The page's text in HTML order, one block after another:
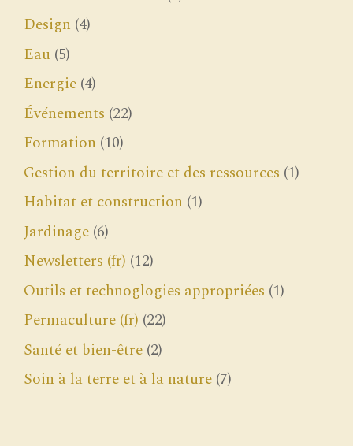
Design (4)
Eau (5)
Energie (4)
Événements (22)
Formation (10)
Gestion du territoire et des ressources (1)
Habitat et construction (1)
Jardinage (6)
Newsletters (fr) (12)
Outils et technoglogies appropriées (1)
Permaculture (fr) (22)
Santé et bien-être (2)
Soin à la terre et à la nature (7)